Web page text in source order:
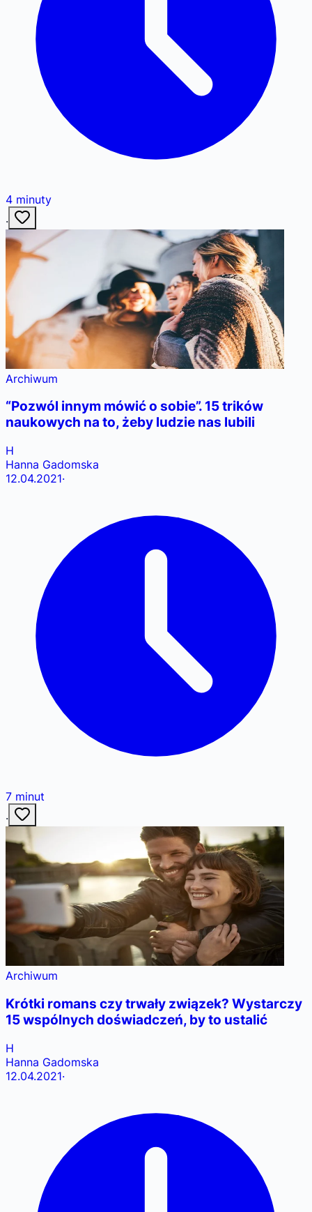
4 minuty
·
Archiwum
“Pozwól innym mówić o sobie”. 15 trików
naukowych na to, żeby ludzie nas lubili
H
Hanna Gadomska
12.04.2021·
7 minut
·
Archiwum
Krótki romans czy trwały związek? Wystarczy
15 wspólnych doświadczeń, by to ustalić
H
Hanna Gadomska
12.04.2021·